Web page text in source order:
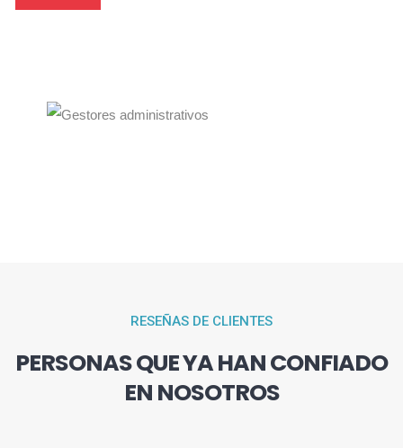
RESEÑAS DE CLIENTES
PERSONAS QUE YA HAN CONFIADO
EN NOSOTROS